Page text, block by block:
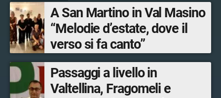
A San Martino in Val Masino
“Melodie d’estate, dove il
verso si fa canto”
Passaggi a livello in
Valtellina, Fragomeli e